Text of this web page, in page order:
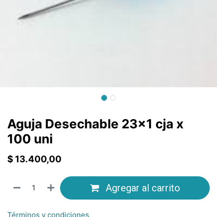
Aguja Desechable 23×1 cja x
100 uni
$ 13.400,00
Agregar al carrito
Términos y condiciones